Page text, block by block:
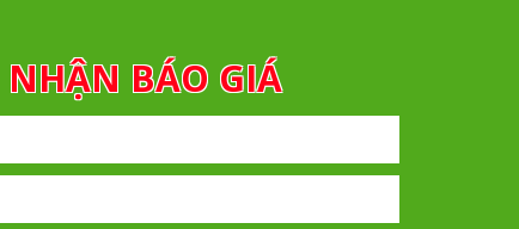
NHẬN BÁO GIÁ